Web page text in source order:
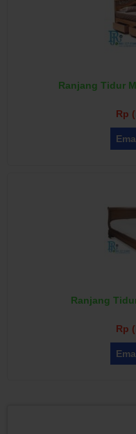
Ranjang Tidur
Rp
Ranjang
Rp